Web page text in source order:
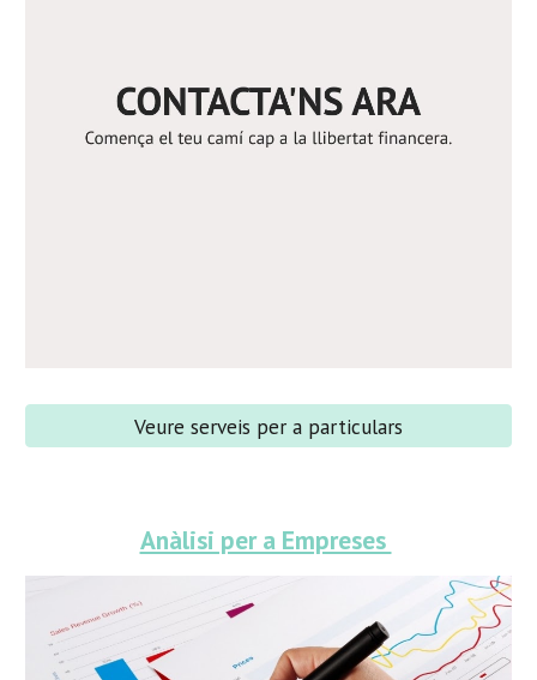
Veure serveis per a particulars
Anàlisi per a Empreses